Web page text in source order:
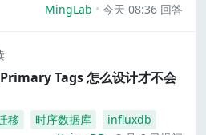
MingLab 今天 08:36 回答
Tags 怎么设计才不会
移 时序数据库
influxdb